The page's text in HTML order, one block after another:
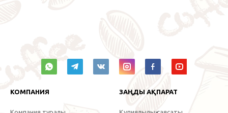
КОМПАНИЯ ЗАҢДЫ АҚПАРАТ